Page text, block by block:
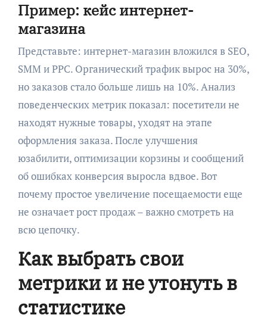
Пример: кейс интернет-
магазина
Представьте: интернет-магазин вложился в SEO,
SMM и PPC. Органический трафик вырос на 30%,
но заказов стало больше лишь на 10%. Анализ
поведенческих метрик показал: посетители не
находят нужные товары, уходят на этапе
оформления заказа. После улучшения
юзабилити, оптимизации корзины и сообщений
об ошибках конверсия выросла вдвое. Вот
почему простое увеличение посещаемости еще
не означает рост продаж – важно смотреть на
всю цепочку.
Как выбрать свои
метрики и не утонуть в
статистике